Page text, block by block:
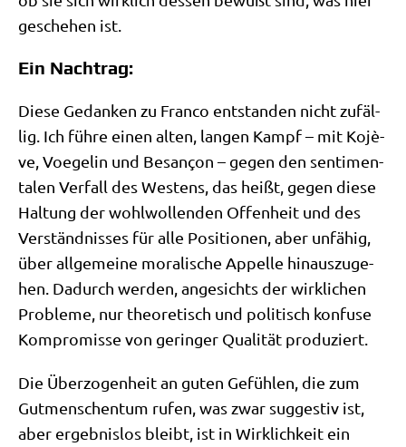
gesche­hen ist.
Ein Nachtrag:
Die­se Gedan­ken zu Fran­co ent­stan­den nicht zufäl­
lig. Ich füh­re einen alten, lan­gen Kampf – mit Kojè­
ve, Voe­gel­in und Besan­çon – gegen den sen­ti­men­
ta­len Ver­fall des Westens, das heißt, gegen die­se
Hal­tung der wohl­wol­len­den Offen­heit und des
Ver­ständ­nis­ses für alle Posi­tio­nen, aber unfä­hig,
über all­ge­mei­ne mora­li­sche Appel­le hin­aus­zu­ge­
hen. Dadurch wer­den, ange­sichts der wirk­li­chen
Pro­ble­me, nur theo­re­tisch und poli­tisch kon­fu­se
Kom­pro­mis­se von gerin­ger Qua­li­tät produziert.
Die Über­zo­gen­heit an guten Gefüh­len, die zum
Gut­men­schen­tum rufen, was zwar sug­ge­stiv ist,
aber ergeb­nis­los bleibt, ist in Wirk­lich­keit ein